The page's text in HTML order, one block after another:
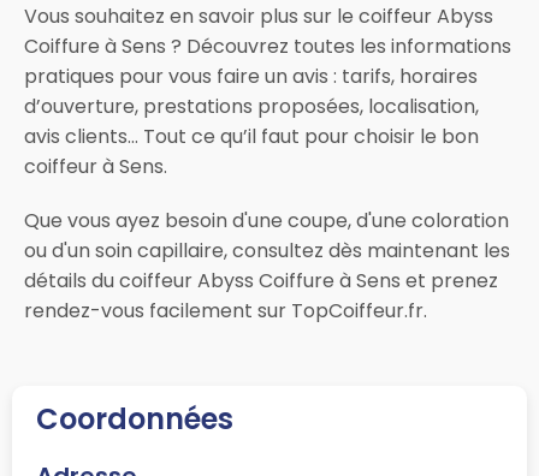
Vous souhaitez en savoir plus sur le coiffeur Abyss
Coiffure à Sens ? Découvrez toutes les informations
pratiques pour vous faire un avis : tarifs, horaires
d’ouverture, prestations proposées, localisation,
avis clients… Tout ce qu’il faut pour choisir le bon
coiffeur à Sens.
Que vous ayez besoin d'une coupe, d'une coloration
ou d'un soin capillaire, consultez dès maintenant les
détails du coiffeur Abyss Coiffure à Sens et prenez
rendez-vous facilement sur TopCoiffeur.fr.
Coordonnées